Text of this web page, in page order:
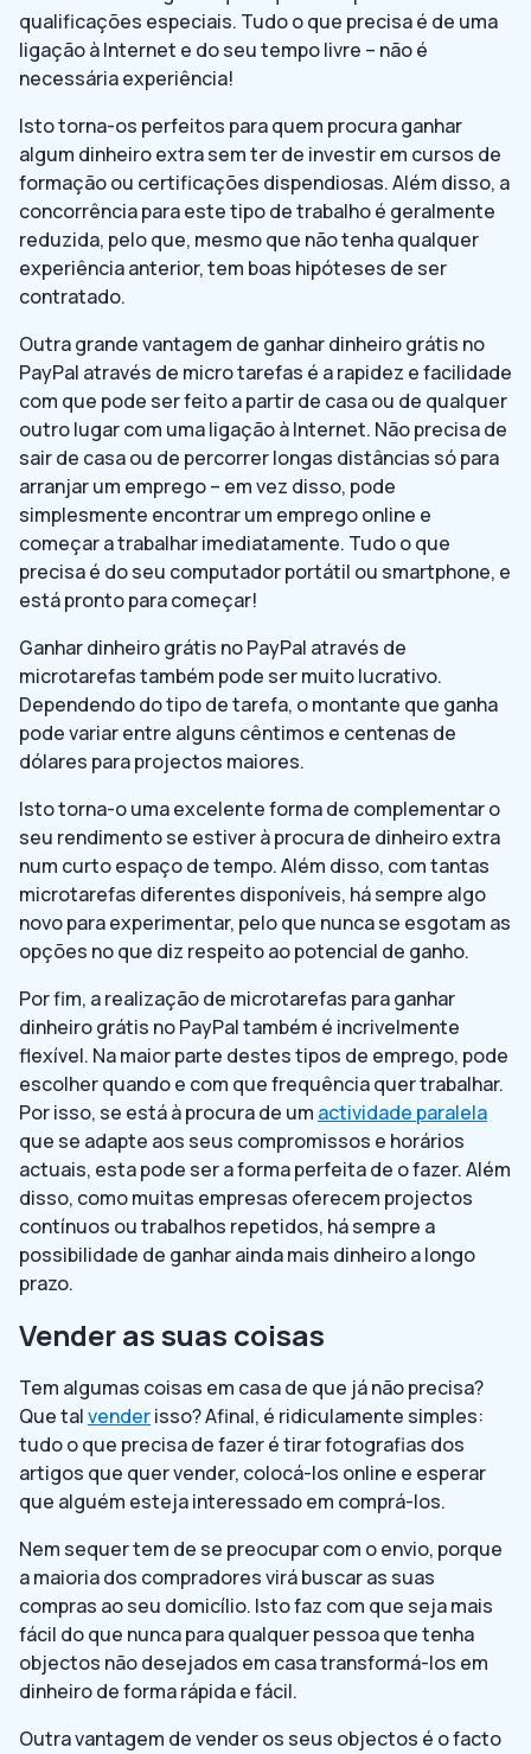
qualificações especiais. Tudo o que precisa é de uma
ligação à Internet e do seu tempo livre – não é
necessária experiência!
Isto torna-os perfeitos para quem procura ganhar
algum dinheiro extra sem ter de investir em cursos de
formação ou certificações dispendiosas. Além disso, a
concorrência para este tipo de trabalho é geralmente
reduzida, pelo que, mesmo que não tenha qualquer
experiência anterior, tem boas hipóteses de ser
contratado.
Outra grande vantagem de ganhar dinheiro grátis no
PayPal através de micro tarefas é a rapidez e facilidade
com que pode ser feito a partir de casa ou de qualquer
outro lugar com uma ligação à Internet. Não precisa de
sair de casa ou de percorrer longas distâncias só para
arranjar um emprego – em vez disso, pode
simplesmente encontrar um emprego online e
começar a trabalhar imediatamente. Tudo o que
precisa é do seu computador portátil ou smartphone, e
está pronto para começar!
Ganhar dinheiro grátis no PayPal através de
microtarefas também pode ser muito lucrativo.
Dependendo do tipo de tarefa, o montante que ganha
pode variar entre alguns cêntimos e centenas de
dólares para projectos maiores.
Isto torna-o uma excelente forma de complementar o
seu rendimento se estiver à procura de dinheiro extra
num curto espaço de tempo. Além disso, com tantas
microtarefas diferentes disponíveis, há sempre algo
novo para experimentar, pelo que nunca se esgotam as
opções no que diz respeito ao potencial de ganho.
Por fim, a realização de microtarefas para ganhar
dinheiro grátis no PayPal também é incrivelmente
flexível. Na maior parte destes tipos de emprego, pode
escolher quando e com que frequência quer trabalhar.
Por isso, se está à procura de um actividade paralela
que se adapte aos seus compromissos e horários
actuais, esta pode ser a forma perfeita de o fazer. Além
disso, como muitas empresas oferecem projectos
contínuos ou trabalhos repetidos, há sempre a
possibilidade de ganhar ainda mais dinheiro a longo
prazo.
Vender as suas coisas
Tem algumas coisas em casa de que já não precisa?
Que talvenderisso? Afinal, é ridiculamente simples:
tudo o que precisa de fazer é tirar fotografias dos
artigos que quer vender, colocá-los online e esperar
que alguém esteja interessado em comprá-los.
Nem sequer tem de se preocupar com o envio, porque
a maioria dos compradores virá buscar as suas
compras ao seu domicílio. Isto faz com que seja mais
fácil do que nunca para qualquer pessoa que tenha
objectos não desejados em casa transformá-los em
dinheiro de forma rápida e fácil.
Outra vantagem de vender os seus objectos é o facto